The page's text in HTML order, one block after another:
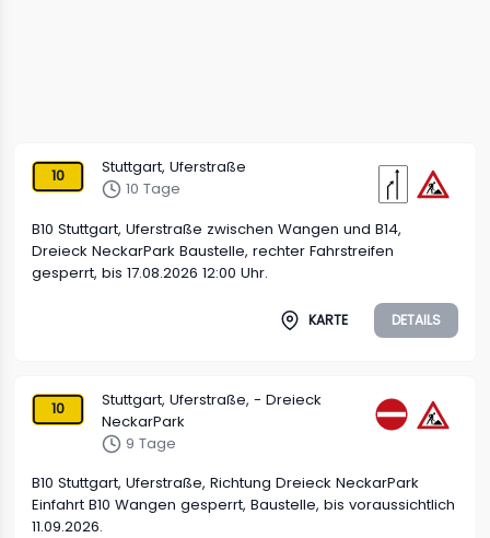
10
Stuttgart, Uferstraße
10 Tage
B10 Stuttgart, Uferstraße zwischen Wangen und B14,
Dreieck NeckarPark Baustelle, rechter Fahrstreifen
gesperrt, bis 17.08.2026 12:00 Uhr.
KARTE DETAILS
10
Stuttgart, Uferstraße, - Dreieck
NeckarPark
9 Tage
B10 Stuttgart, Uferstraße, Richtung Dreieck NeckarPark
Einfahrt B10 Wangen gesperrt, Baustelle, bis voraussichtlich
11.09.2026.